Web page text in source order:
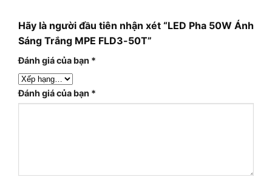
Hãy là người đầu tiên nhận xét “LED Pha 50W Ánh
Sáng Trắng MPE FLD3-50T”
Đánh giá của bạn *
Đánh giá của bạn *